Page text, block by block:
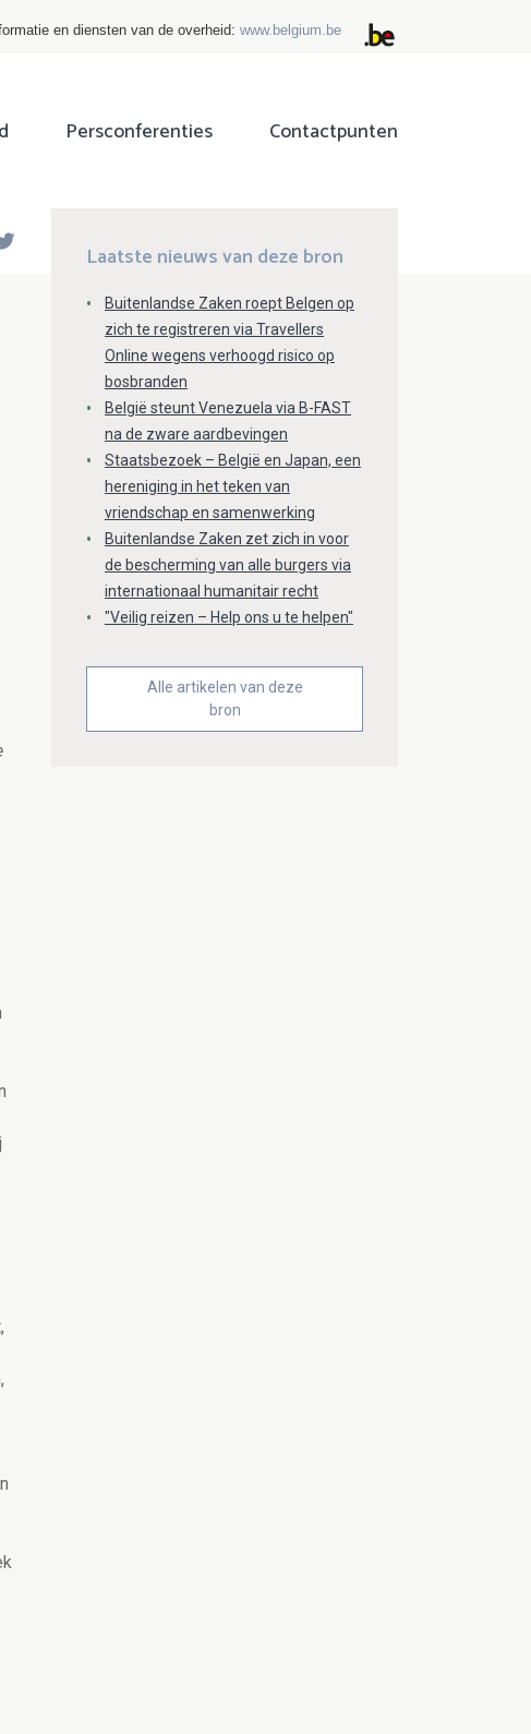
en diensten van de overheid: www.belgium.be
Persconferenties Contactpunten
Laatste nieuws van deze bron
Buitenlandse Zaken roept Belgen op
zich te registreren via Travellers
Online wegens verhoogd risico op
bosbranden
België steunt Venezuela via B-FAST
na de zware aardbevingen
Staatsbezoek – België en Japan, een
hereniging in het teken van
vriendschap en samenwerking
Buitenlandse Zaken zet zich in voor
de bescherming van alle burgers via
internationaal humanitair recht
"Veilig reizen – Help ons u te helpen"
Alle artikelen van deze
bron